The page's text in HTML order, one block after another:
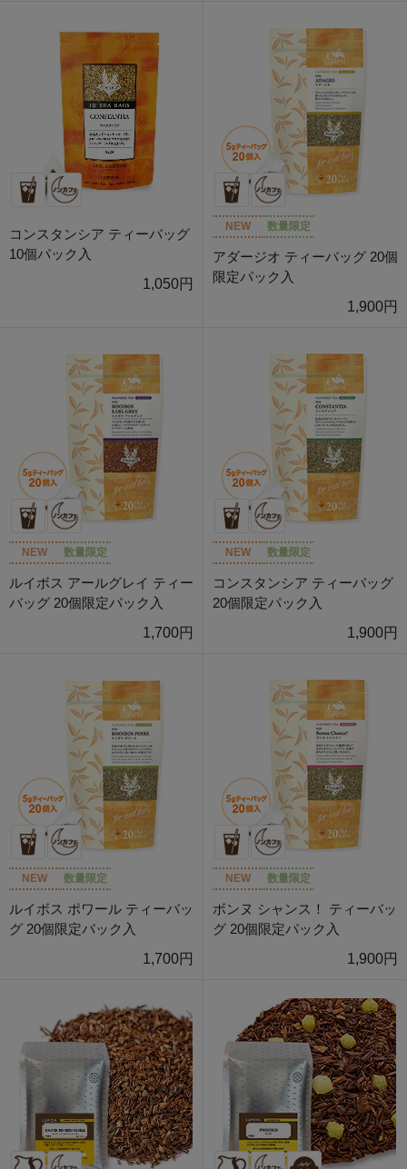
コンスタンシア ティーバッグ
10個パック入
1,050円
NEW 数量限定
アダージオ ティーバッグ 20個
限定パック入
1,900円
NEW 数量限定
ルイボス アールグレイ ティー
バッグ 20個限定パック入
1,700円
NEW 数量限定
コンスタンシア ティーバッグ
20個限定パック入
1,900円
NEW 数量限定
ルイボス ポワール ティーバッ
グ 20個限定パック入
1,700円
NEW 数量限定
ボンヌ シャンス！ ティーバッ
グ 20個限定パック入
1,900円